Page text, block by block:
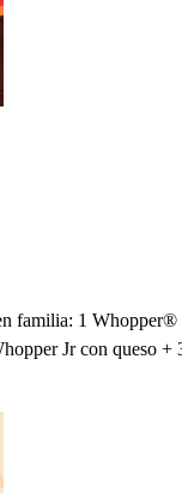
familia: 1
Jr con queso +